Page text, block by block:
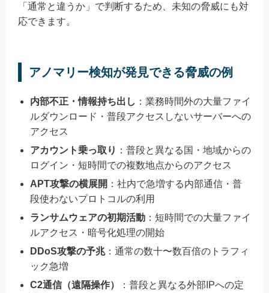
「通常と違うか」で判断するため、未知の脅威にも対
応できます。
アノマリー検知が発見できる脅威の例
内部不正・情報持ち出し ：業務時間外の大量ファイ
ルダウンロード・普段アクセスしないサーバーへの
アクセス
アカウント乗っ取り ：普段と異なる国・地域からの
ログイン・短時間での複数地点からのアクセス
APT攻撃の横展開 ：社内で急増する内部通信・普
段使わないプロトコルの利用
ランサムウェアの初期活動 ：短時間での大量ファイ
ルアクセス・暗号化処理の開始
DDoS攻撃の予兆：通常の数十〜数百倍のトラフィ
ック急増
C2通信（遠隔操作）
：普段と異なる外部IPへの定